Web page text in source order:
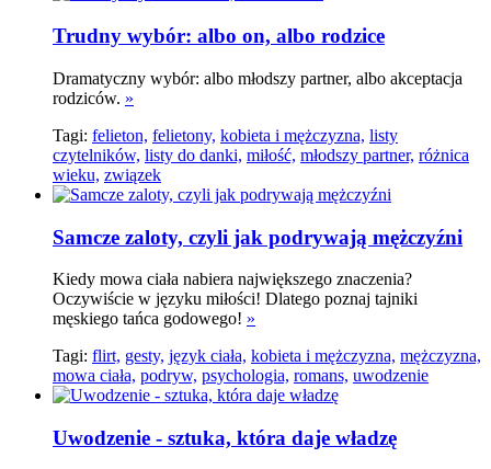
Trudny wybór: albo on, albo rodzice
Dramatyczny wybór: albo młodszy partner, albo akceptacja
rodziców. »
Tagi: felieton, felietony, kobieta i mężczyzna, listy
czytelników, listy do danki, miłość, młodszy partner, różnica
wieku, związek
Samcze zaloty, czyli jak podrywają mężczyźni
Kiedy mowa ciała nabiera największego znaczenia?
Oczywiście w języku miłości! Dlatego poznaj tajniki
męskiego tańca godowego! »
Tagi: flirt, gesty, język ciała, kobieta i mężczyzna, mężczyzna,
mowa ciała, podryw, psychologia, romans, uwodzenie
Uwodzenie - sztuka, która daje władzę